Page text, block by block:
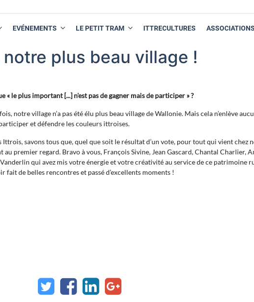
EVÉNEMENTS LE PETIT TRAM ITTRECULTURES ASSOCIATIONS
plus beau village !
« le plus important [...] n'est pas de gagner mais de participer » ?
notre village n’a pas été élu plus beau village de Wallonie. Mais cela n’enlève
et défendre les couleurs ittroises.
Ittrois, savons tous que, quel que soit le résultat d’un vote, pour tout qui vient chez
au premier regard. Bravo à vous, François Sivine, Jean Gascard, Chantal Charlier,
qui avez mis votre énergie et votre créativité au service de ce patrimoine
fait de belles rencontres et passé d’excellents moments !